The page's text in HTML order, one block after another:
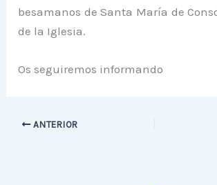
besamanos de Santa María de
de la Iglesia.
Os seguiremos informando
ANTERIOR